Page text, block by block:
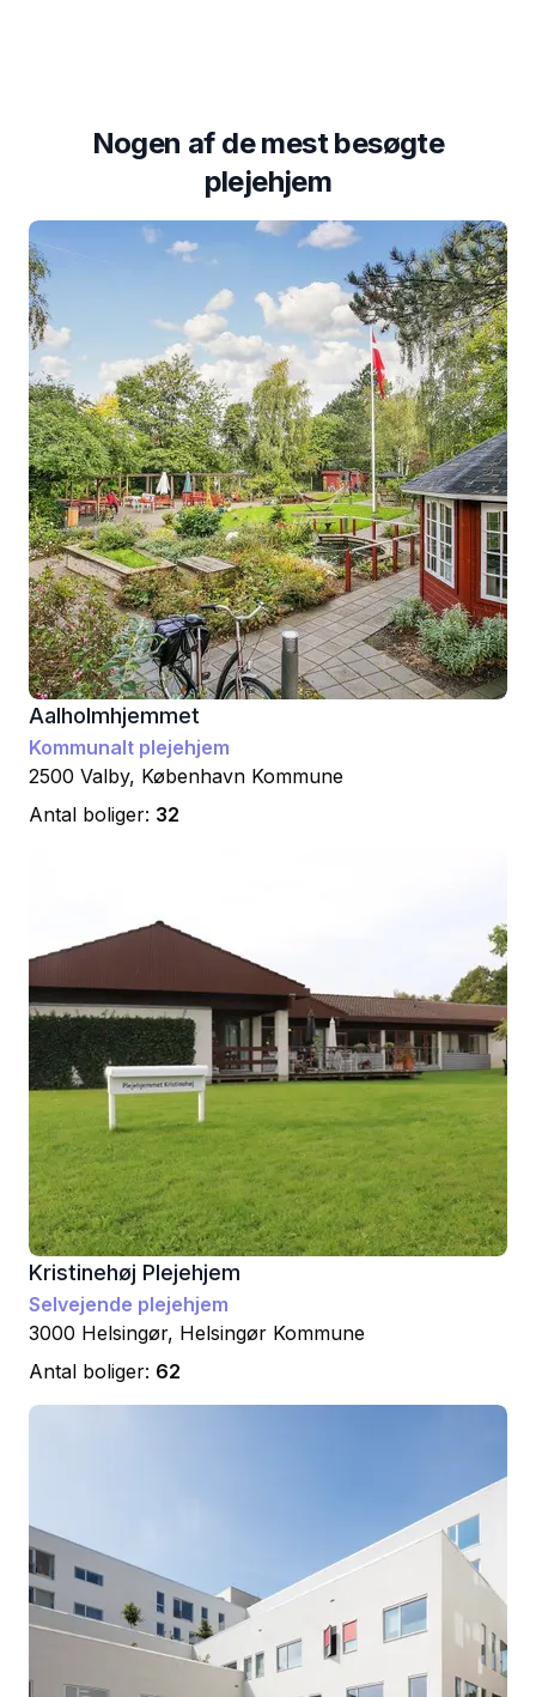
Nogen af de mest besøgte
plejehjem
Aalholmhjemmet
Kommunalt plejehjem
2500 Valby, København Kommune
Antal boliger: 32
Kristinehøj Plejehjem
Selvejende plejehjem
3000 Helsingør, Helsingør Kommune
Antal boliger: 62